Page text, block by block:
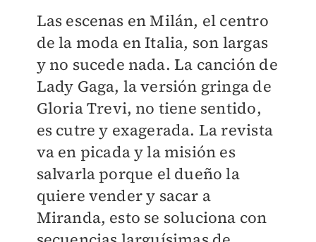
Las escenas en Milán, el centro
de la moda en Italia, son largas
y no sucede nada. La canción de
Lady Gaga, la versión gringa de
Gloria Trevi, no tiene sentido,
es cutre y exagerada. La revista
va en picada y la misión es
salvarla porque el dueño la
quiere vender y sacar a
Miranda, esto se soluciona con